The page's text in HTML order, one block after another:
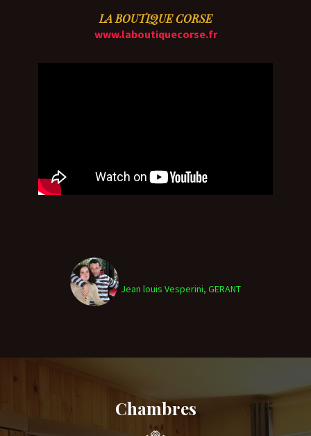
LA BOUTIQUE CORSE
www.laboutiquecorse.fr
Jean louis Vesperini, GERANT
Chambres